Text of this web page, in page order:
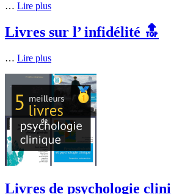
… Lire plus
Livres sur l’ infidélité 🔝
… Lire plus
Livres de psychologie